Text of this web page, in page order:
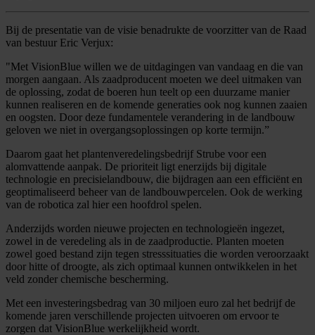
Bij de presentatie van de visie benadrukte de voorzitter van de Raad
van bestuur Eric Verjux:
"Met VisionBlue willen we de uitdagingen van vandaag en die van
morgen aangaan. Als zaadproducent moeten we deel uitmaken van
de oplossing, zodat de boeren hun teelt op een duurzame manier
kunnen realiseren en de komende generaties ook nog kunnen zaaien
en oogsten. Door deze fundamentele verandering in de landbouw
geloven we niet in overgangsoplossingen op korte termijn.”
Daarom gaat het plantenveredelingsbedrijf Strube voor een
alomvattende aanpak. De prioriteit ligt enerzijds bij digitale
technologie en precisielandbouw, die bijdragen aan een efficiënt en
geoptimaliseerd beheer van de landbouwpercelen. Ook de werking
van de robotica zal hier een hoofdrol spelen.
Anderzijds worden nieuwe projecten en technologieën ingezet,
zowel in de veredeling als in de zaadproductie. Planten moeten
zowel goed bestand zijn tegen stresssituaties die worden veroorzaakt
door hitte of droogte, als zich optimaal kunnen ontwikkelen in het
veld zonder chemische bescherming.
Met een investeringsbedrag van 30 miljoen euro zal het bedrijf de
komende jaren verschillende projecten uitvoeren om ervoor te
zorgen dat VisionBlue werkelijkheid wordt.